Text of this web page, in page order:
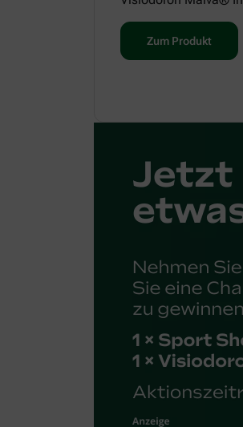
Zum Produkt